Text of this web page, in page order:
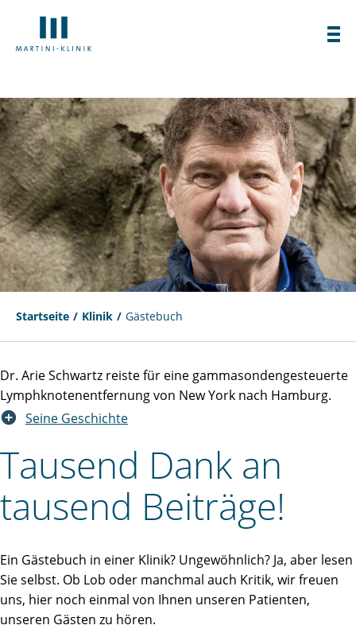
Startseite Klinik Gästebuch
Dr. Arie Schwartz reiste für eine gammasondengesteuerte
Lymphknotenentfernung von New York nach Hamburg.
Seine Geschichte
Tausend Dank an
tausend Beiträge!
Ein Gästebuch in einer Klinik? Ungewöhnlich? Ja, aber lesen
Sie selbst. Ob Lob oder manchmal auch Kritik, wir freuen
uns, hier noch einmal von Ihnen unseren Patienten,
unseren Gästen zu hören.